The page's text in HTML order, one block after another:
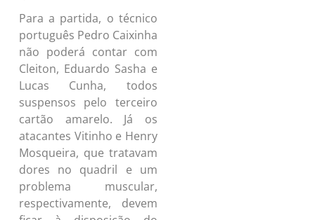
Para a partida, o técnico
português Pedro Caixinha
não poderá contar com
Cleiton, Eduardo Sasha e
Lucas Cunha, todos
suspensos pelo terceiro
cartão amarelo. Já os
atacantes Vitinho e Henry
Mosqueira, que tratavam
dores no quadril e um
problema muscular,
respectivamente, devem